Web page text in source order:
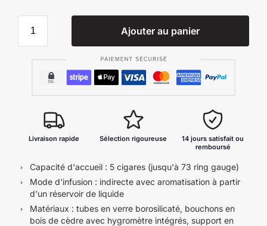
Ajouter au panier
Livraison rapide Sélection rigoureuse
14 jours satisfait ou
remboursé
Capacité d'accueil : 5 cigares (jusqu'à 73 ring gauge)
Mode d'infusion : indirecte avec aromatisation à partir
d'un réservoir de liquide
Matériaux : tubes en verre borosilicaté, bouchons en
bois de cèdre avec hygromètre intégrés, support en